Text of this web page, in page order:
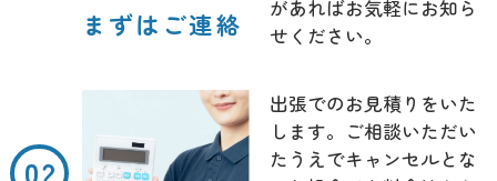
まずはご連絡
があればお気軽にお知ら
せください。
出張でのお見積りをいた
します。ご相談いただい
たうえでキャンセルとな